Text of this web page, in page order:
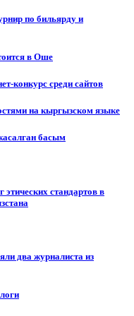
по бильярду и
в Оше
конкурс среди сайтов
на кыргызском языке
басым
стандартов в
два журналиста из